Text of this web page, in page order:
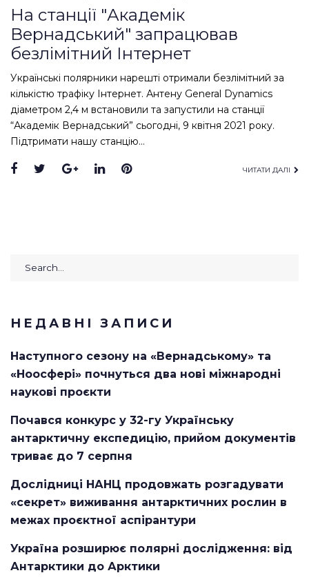
На станції "Академік
Вернадський" запрацював
безлімітний Інтернет
Українські полярники нарешті отримали безлімітний за
кількістю трафіку Інтернет. Антену General Dynamics
діаметром 2,4 м встановили та запустили на станції
“Академік Вернадський” сьогодні, 9 квітня 2021 року.
Підтримати нашу станцію…
Facebook
TwitterGoogle+
LinkedInPinterest ЧИТАТИ ДАЛІ
Search
НЕДАВНІ ЗАПИСИ
Наступного сезону на «Вернадському» та
«Ноосфері» почнуться два нові міжнародні
наукові проєкти
Почався конкурс у 32-гу Українську
антарктичну експедицію, прийом документів
триває до 7 серпня
Дослідниці НАНЦ продовжать розгадувати
«секрет» виживання антарктичних рослин в
межах проєктної аспірантури
Україна розширює полярні дослідження: від
Антарктики до Арктики